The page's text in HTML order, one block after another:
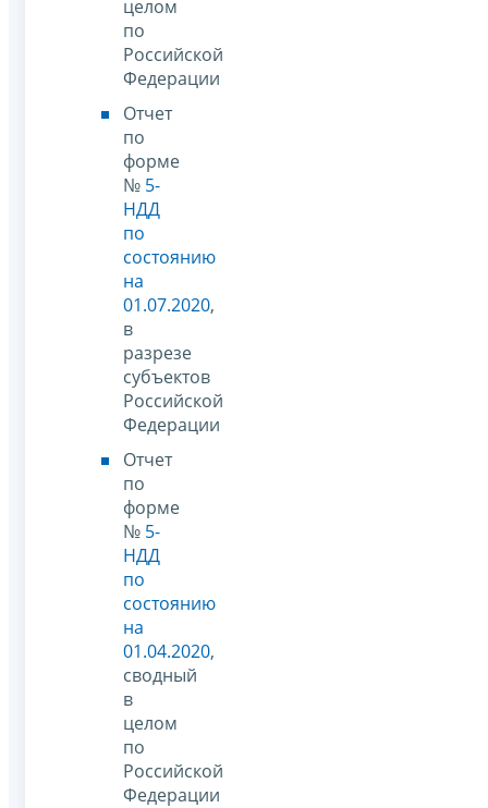
целом
по
Российской
Федерации
Отчет
по
форме
№ 5-
НДД
по
состоянию
на
01.07.2020,
в
разрезе
субъектов
Российской
Федерации
Отчет
по
форме
№ 5-
НДД
по
состоянию
на
01.04.2020,
сводный
в
целом
по
Российской
Федерации